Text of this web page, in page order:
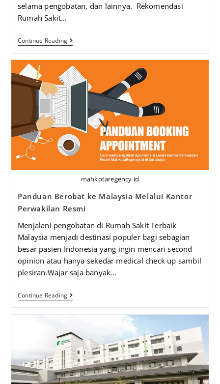
selama pengobatan, dan lainnya. Rekomendasi
Rumah Sakit…
Continue Reading
mahkotaregency.id
Panduan Berobat ke Malaysia Melalui Kantor
Perwakilan Resmi
Menjalani pengobatan di Rumah Sakit Terbaik
Malaysia menjadi destinasi populer bagi sebagian
besar pasien Indonesia yang ingin mencari second
opinion atau hanya sekedar medical check up sambil
plesiran.Wajar saja banyak…
Continue Reading